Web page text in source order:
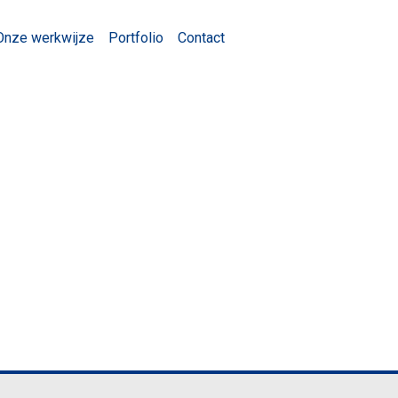
werkwijze Portfolio Contact